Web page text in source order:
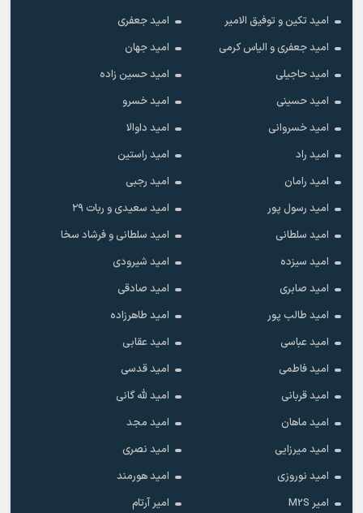
امید تکین و توفیق الامیر
امید جعفری
امید جعفری و الیاس کرمی
امید جهان
امید حاجیلی
امید حسین زاده
امید حسینی
امید خسرو
امید خسروانی
امید داوالا
امید راد
امید راستین
امید رامان
امید رجبی
امید رسول پور
امید سعیدی و ربات ۲۹
امید سلطانی
امید سلطانی و فرشاد سخا
امید سیزده
امید شیرودی
امید صابری
امید صادقی
امید طالب پور
امید طاهرزاده
امید عباسی
امید عقابی
امید فاطمی
امید قدسی
امید قربانی
امید لله گانی
امید ماهان
امید مجد
امید میرزایی
امید نصری
امید نوروزی
امید هورمند
امیر M2S
امیر آرتام